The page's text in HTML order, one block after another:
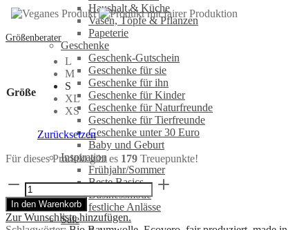
Haushalt & Küche
Vasen, Töpfe & Pflanzen
Papeterie
Geschenke
Geschenk-Gutschein
Geschenke für sie
Geschenke für ihn
Geschenke für Kinder
Geschenke für Naturfreunde
Geschenke für Tierfreunde
Geschenke unter 30 Euro
Baby und Geburt
Inspiration
Frühjahr/Sommer
Beste Basics
Businessmode
festliche Anlässe
Sale
Größenberater
Größe
L
M
S
XL
XS
Zurücksetzen
Für dieses Produkt gibt es 179 Treuepunkte!
Wende-
Blouson
TURNER
Clouds/Schwarz
In den Warenkorb
Zur Wunschliste hinzufügen.